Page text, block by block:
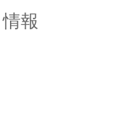
報